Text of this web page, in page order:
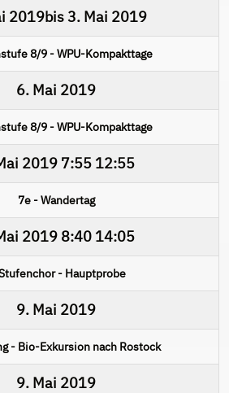
2019bis3. Mai 2019
8/9 - WPU-Kompakttage
6. Mai 2019
8/9 - WPU-Kompakttage
20197:55 12:55
7e - Wandertag
20198:40 14:05
- Hauptprobe
9. Mai 2019
- Bio-Exkursion nach Rostock
9. Mai 2019